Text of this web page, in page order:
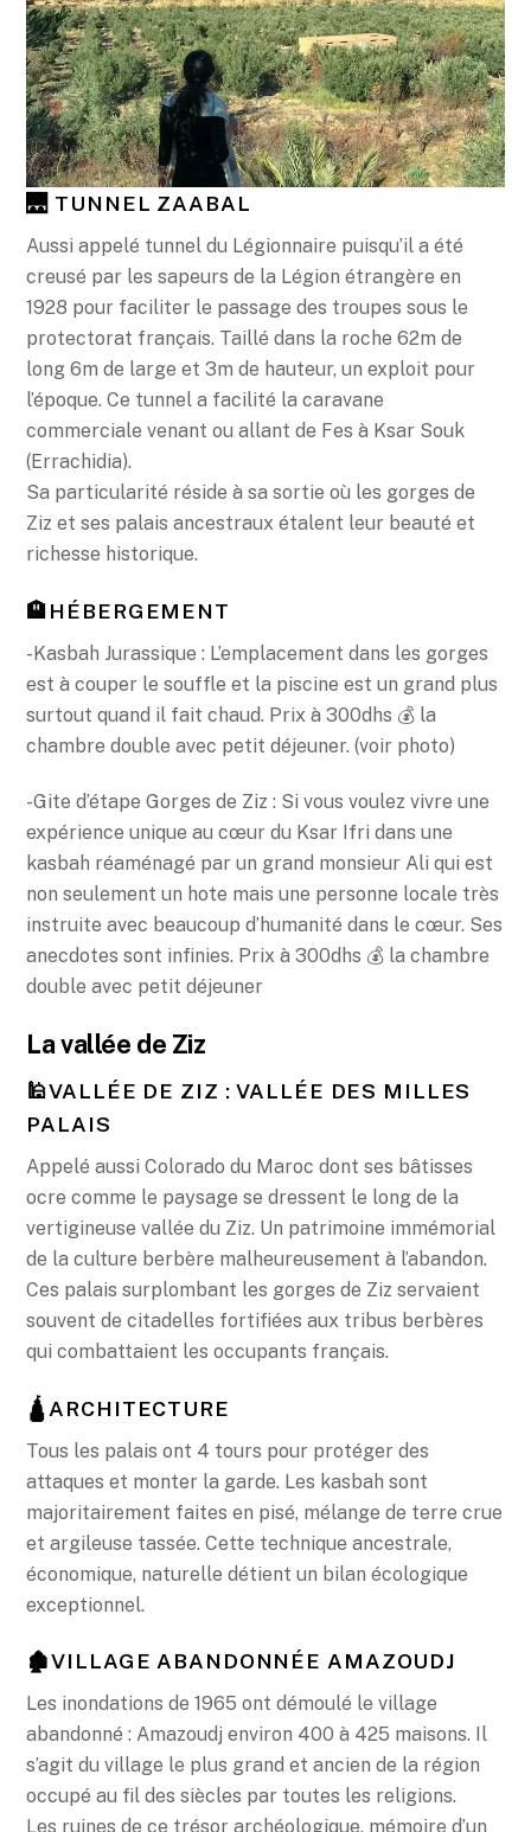
🌉 TUNNEL ZAABAL
Aussi appelé tunnel du Légionnaire puisqu’il a été
creusé par les sapeurs de la Légion étrangère en
1928 pour faciliter le passage des troupes sous le
protectorat français. Taillé dans la roche 62m de
long 6m de large et 3m de hauteur, un exploit pour
l’époque. Ce tunnel a facilité la caravane
commerciale venant ou allant de Fes à Ksar Souk
(Errachidia).
Sa particularité réside à sa sortie où les gorges de
Ziz et ses palais ancestraux étalent leur beauté et
richesse historique.
🏨HÉBERGEMENT
-Kasbah Jurassique : L’emplacement dans les gorges
est à couper le souffle et la piscine est un grand plus
surtout quand il fait chaud. Prix à 300dhs 💰 la
chambre double avec petit déjeuner. (voir photo)
-Gite d’étape Gorges de Ziz : Si vous voulez vivre une
expérience unique au cœur du Ksar Ifri dans une
kasbah réaménagé par un grand monsieur Ali qui est
non seulement un hote mais une personne locale très
instruite avec beaucoup d’humanité dans le cœur. Ses
anecdotes sont infinies. Prix à 300dhs 💰 la chambre
double avec petit déjeuner
La vallée de Ziz
🕌VALLÉE DE ZIZ : VALLÉE DES MILLES
PALAIS
Appelé aussi Colorado du Maroc dont ses bâtisses
ocre comme le paysage se dressent le long de la
vertigineuse vallée du Ziz. Un patrimoine immémorial
de la culture berbère malheureusement à l’abandon.
Ces palais surplombant les gorges de Ziz servaient
souvent de citadelles fortifiées aux tribus berbères
qui combattaient les occupants français.
🛕ARCHITECTURE
Tous les palais ont 4 tours pour protéger des
attaques et monter la garde. Les kasbah sont
majoritairement faites en pisé, mélange de terre crue
et argileuse tassée. Cette technique ancestrale,
économique, naturelle détient un bilan écologique
exceptionnel.
🏚VILLAGE ABANDONNÉE AMAZOUDJ
Les inondations de 1965 ont démoulé le village
abandonné : Amazoudj environ 400 à 425 maisons. Il
s’agit du village le plus grand et ancien de la région
occupé au fil des siècles par toutes les religions.
Les ruines de ce trésor archéologique, mémoire d’un